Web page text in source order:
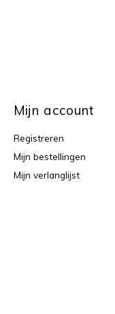
Mijn account
Registreren
Mijn bestellingen
Mijn verlanglijst